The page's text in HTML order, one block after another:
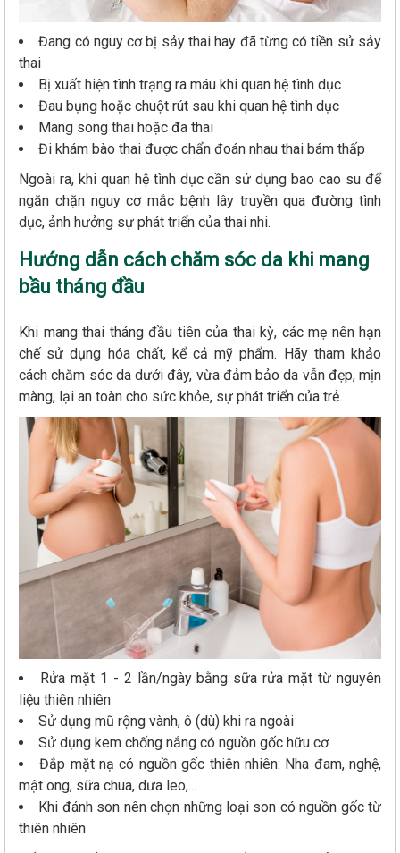
Đang có nguy cơ bị sảy thai hay đã từng có tiền sử sảy
thai
Bị xuất hiện tình trạng ra máu khi quan hệ tình dục
Đau bụng hoặc chuột rút sau khi quan hệ tình dục
Mang song thai hoặc đa thai
Đi khám bào thai được chẩn đoán nhau thai bám thấp
Ngoài ra, khi quan hệ tình dục cần sử dụng bao cao su để
ngăn chặn nguy cơ mắc bệnh lây truyền qua đường tình
dục, ảnh hưởng sự phát triển của thai nhi.
Hướng dẫn cách chăm sóc da khi mang
bầu tháng đầu
Khi mang thai tháng đầu tiên của thai kỳ, các mẹ nên hạn
chế sử dụng hóa chất, kể cả mỹ phẩm. Hãy tham khảo
cách chăm sóc da dưới đây, vừa đảm bảo da vẫn đẹp, mịn
màng, lại an toàn cho sức khỏe, sự phát triển của trẻ.
Rửa mặt 1 - 2 lần/ngày bằng sữa rửa mặt từ nguyên
liệu thiên nhiên
Sử dụng mũ rộng vành, ô (dù) khi ra ngoài
Sử dụng kem chống nắng có nguồn gốc hữu cơ
Đắp mặt nạ có nguồn gốc thiên nhiên: Nha đam, nghệ,
mật ong, sữa chua, dưa leo,...
Khi đánh son nên chọn những loại son có nguồn gốc từ
thiên nhiên